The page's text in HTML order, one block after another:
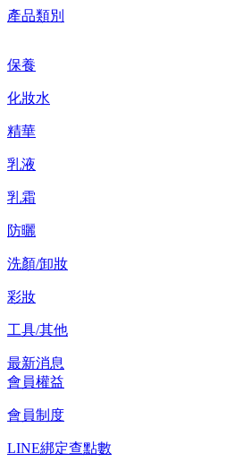
產品類別
保養
化妝水
精華
乳液
乳霜
防曬
洗顏/卸妝
彩妝
工具/其他
最新消息
會員權益
會員制度
LINE綁定查點數